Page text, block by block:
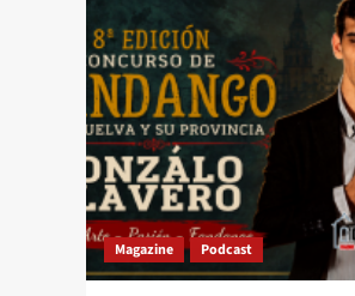
Magazine Podcast